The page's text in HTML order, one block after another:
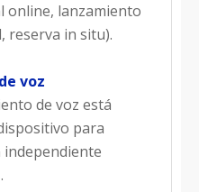
online, lanzamiento
reserva in situ).
voz
de voz está
para
independiente